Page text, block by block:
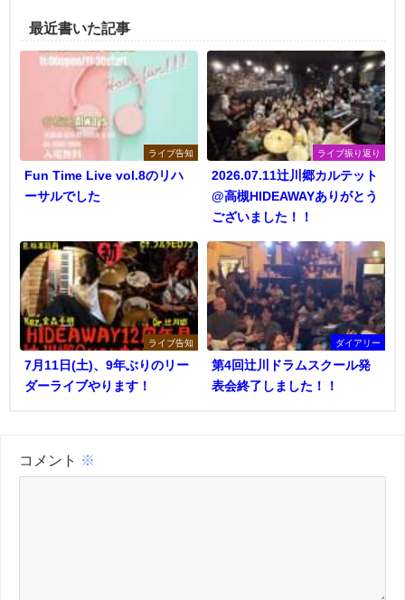
最近書いた記事
ライブ告知
Fun Time Live vol.8のリハ
ーサルでした
ライブ振り返り
2026.07.11辻川郷カルテット
@高槻HIDEAWAYありがとう
ございました！！
ライブ告知
7月11日(土)、9年ぶりのリー
ダーライブやります！
ダイアリー
第4回辻川ドラムスクール発
表会終了しました！！
コメント ※